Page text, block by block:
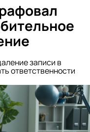
записи в
ответственности